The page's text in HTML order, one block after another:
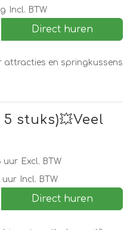
Incl. BTW
Direct huren
attracties en springkussens
stuks)💥Veel
uur Excl. BTW
uur Incl. BTW
Direct huren